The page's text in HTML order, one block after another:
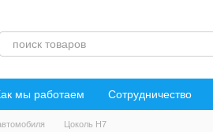
мы работаем Сотрудничество
Цоколь H7